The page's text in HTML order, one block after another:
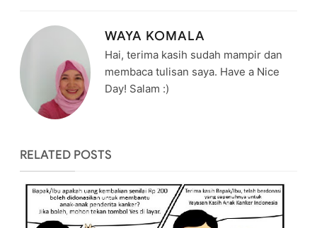
WAYA KOMALA
Hai, terima kasih sudah mampir dan
membaca tulisan saya. Have a Nice
Day! Salam :)
RELATED POSTS